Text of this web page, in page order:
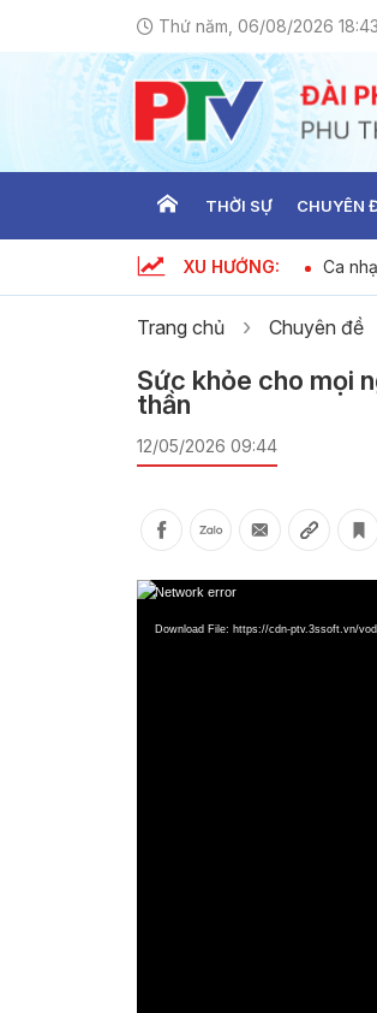
Thứ năm, 06/08/2026 18:43
THỜI SỰ CHUYÊN
XU HƯỚNG:
tiên dùng hàng Việt Nam ngày 06- Ca
Trang chủ Chuyên đề
Sức khỏe cho mọi
thần
12/05/2026 09:44
Video
Network error
Download File: https://cdn-ptv.3ssoft.vn/